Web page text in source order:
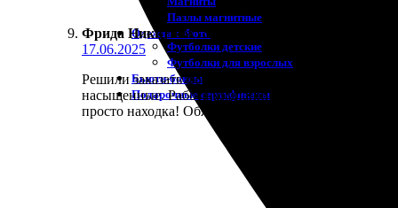
Пазлы магнитные
Одежда с Фото
Футболки детские
Футболки для взрослых
Бьюти-боксы
Подарочные сертификаты
Фрида Никитина : ★
17.06.2025
Решили заказать фотопечать 30х40. Все прошло
насыщенные. Работа компании была на высоте,
просто находка! Обязательно обращусь еще.